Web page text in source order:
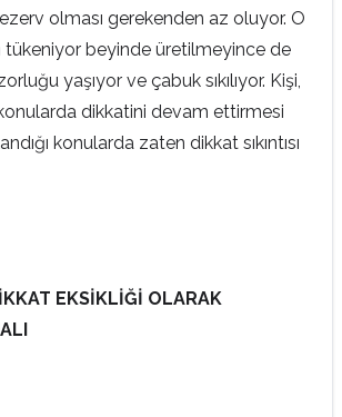
olması gerekenden az oluyor. O
beyinde üretilmeyince de
yaşıyor ve çabuk sıkılıyor. Kişi,
dikkatini devam ettirmesi
konularda zaten dikkat sıkıntısı
EKSİKLİĞİ OLARAK